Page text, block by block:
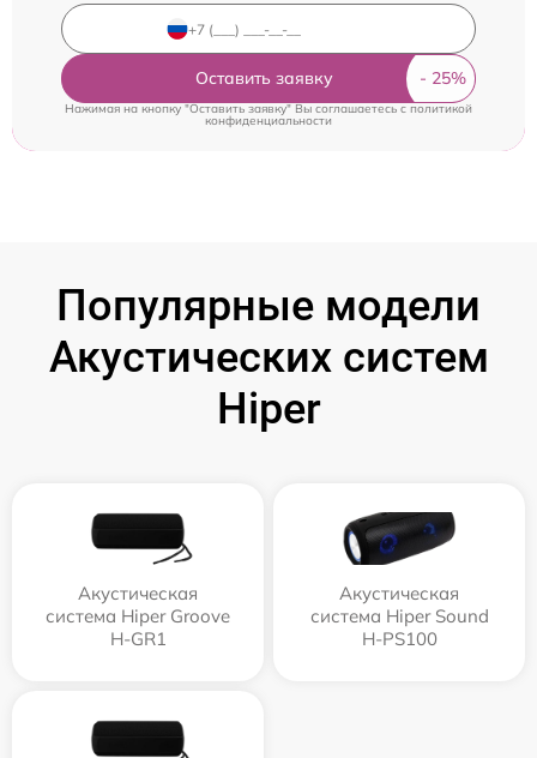
Оставить заявку
Нажимая на кнопку "Оставить заявку" Вы соглашаетесь c политикой
конфиденциальности
Популярные модели
Акустических систем
Hiper
Акустическая
система Hiper Groove
H-GR1
Акустическая
система Hiper Sound
H-PS100